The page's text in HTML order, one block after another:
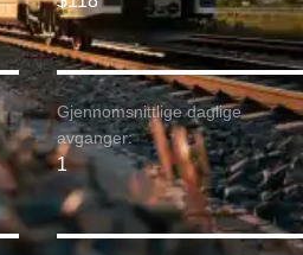
Gjennomsnittlige daglige
avganger:
1